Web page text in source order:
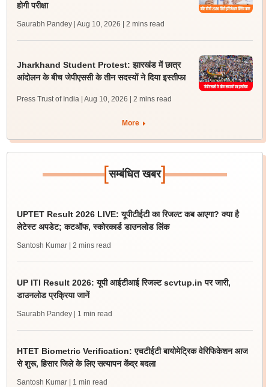
होगी परीक्षा
Saurabh Pandey | Aug 10, 2026 | 2 mins read
Jharkhand Student Protest: झारखंड में छात्र
आंदोलन के बीच जेपीएससी के तीन सदस्यों ने दिया इस्तीफा
Press Trust of India | Aug 10, 2026 | 2 mins read
More
[सम्बंधित खबर]
UPTET Result 2026 LIVE: यूपीटीईटी का रिजल्ट कब आएगा? क्या है
लेटेस्ट अपडेट; कटऑफ, स्कोरकार्ड डाउनलोड लिंक
Santosh Kumar | 2 mins read
UP ITI Result 2026: यूपी आईटीआई रिजल्ट scvtup.in पर जारी,
डाउनलोड प्रक्रिया जानें
Saurabh Pandey | 1 min read
HTET Biometric Verification: एचटीईटी बायोमेट्रिक वेरिफिकेशन आज
से शुरू, हिसार जिले के लिए सत्यापन केंद्र बदला
Santosh Kumar | 1 min read